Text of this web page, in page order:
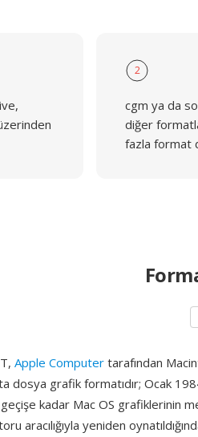
2
cgm ya da
diğer
fazla format
Apple Computer tarafından
dosya grafik formatıdır; Ocak
kadar Mac OS grafiklerinin
aracılığıyla yeniden